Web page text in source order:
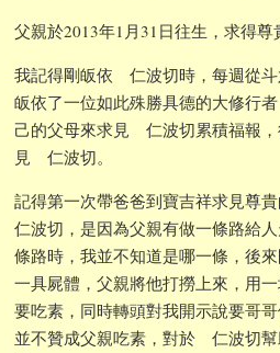
父親於2013年1月31日往生，求得
我記得剛皈依 仁波切時，每週從斗
皈依了一位如此殊勝具德的大修行
己的父母來求見 仁波切累積福報
見 仁波切。
記得第一次帶爸爸到寶吉祥求見尊
仁波切，是因為父親有做一條路給
條路時，我並不知道是哪一條，後
一具屍體，父親將他打撈上來，用
要吃素，同時轉頭對我開示說要哥
並不贊成父親吃素，對於 仁波切